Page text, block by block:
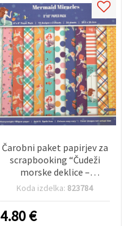
Čarobni paket papirjev za
scrapbooking “Čudeži
morske deklice –
Začarano morje”, 8“x8“,
mešanimi oceanskimi
motivi morskih deklic –
Koda izdelka: 823784
4.80€